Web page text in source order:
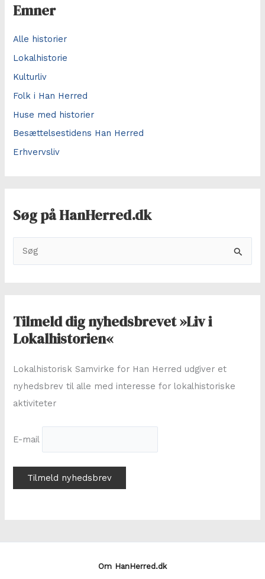
Emner
Alle historier
Lokalhistorie
Kulturliv
Folk i Han Herred
Huse med historier
Besættelsestidens Han Herred
Erhvervsliv
Søg på HanHerred.dk
ø
r
:
Tilmeld dig nyhedsbrevet »Liv i
Lokalhistorien«
Lokalhistorisk Samvirke for Han Herred udgiver et
nyhedsbrev til alle med interesse for lokalhistoriske
aktiviteter
E-mail
Om HanHerred.dk